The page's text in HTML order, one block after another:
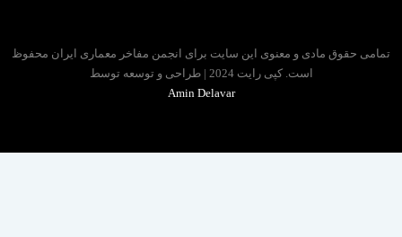
حقوق مادی و معنوی این سایت برای انجمن مفاخر معماری ایران محفوظ
است. کپی رایت 2024 | طراحی و توسعه توسط
Amin Delavar